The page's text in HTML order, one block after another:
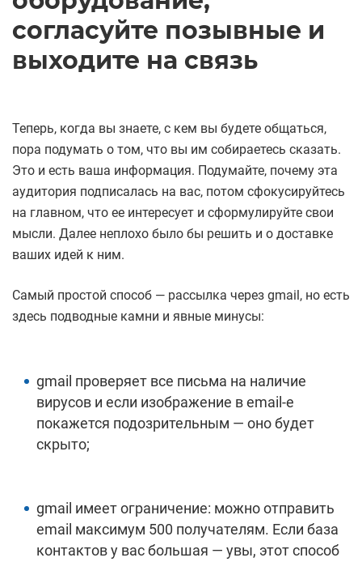
согласуйте позывные и
выходите на связь
Теперь, когда вы знаете, с кем вы будете общаться,
пора подумать о том, что вы им собираетесь сказать.
Это и есть ваша информация. Подумайте, почему эта
аудитория подписалась на вас, потом сфокусируйтесь
на главном, что ее интересует и сформулируйте свои
мысли. Далее неплохо было бы решить и о доставке
ваших идей к ним.
Самый простой способ — рассылка через gmail, но есть
здесь подводные камни и явные минусы:
gmail проверяет все письма на наличие
вирусов и если изображение в email-е
покажется подозрительным — оно будет
скрыто;
gmail имеет ограничение: можно отправить
email максимум 500 получателям. Если база
контактов у вас большая — увы, этот способ